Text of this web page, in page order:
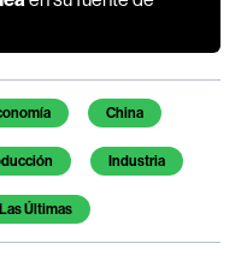
China
Industria
Las Últimas